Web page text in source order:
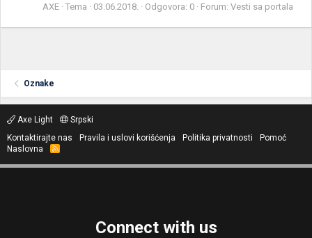
AXE Tema 03.06.2018. Odgovora: 0 Forum: Vesti sa portala
Oznake
Axe Light
Srpski
Kontaktirajte nas
Pravila i uslovi korišćenja Politika privatnosti
Pomoć
Naslovna
R
S
Connect with us